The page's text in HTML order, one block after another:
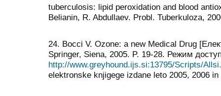
tuberculosis: lipid peroxidation and blood
Belianin, R. Abdullaev. Probl. Tuberkuloza,
24. Bocci V. Ozone: a new Medical Drug
Springer, Siena, 2005. P. 19-28. Режим
http://www.greyhound.ijs.si:13795/Scripts/
elektronske knjigege izdane leto 2005, 2006 in